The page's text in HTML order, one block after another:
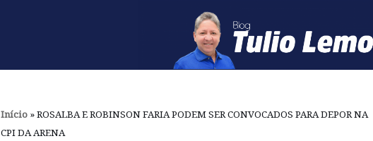
Início »ROSALBA E ROBINSON FARIA PODEM SER CONVOCADOS PARA DEPOR NA
CPI DA ARENA